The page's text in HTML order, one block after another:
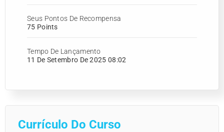
Seus Pontos De Recompensa
75 Points
Tempo De Lançamento
11 De Setembro De 2025 08:02
Currículo Do Curso